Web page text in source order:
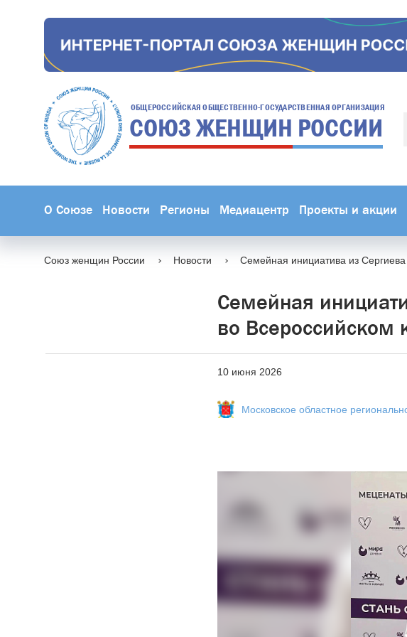
ОБЩЕРОССИЙСКАЯ ОБЩЕСТВЕННО-ГОСУДАРСТВЕННАЯ ОРГАНИЗАЦИЯ
СОЮЗ ЖЕНЩИН РОССИИ
О Союзе Новости Регионы Медиацентр Проекты и акции
Союз женщин России Новости Семейная инициатива из
Семейная
во Всероссийском
10 июня 2026
Московское областное